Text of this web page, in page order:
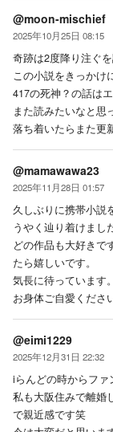
@moon-mischief
2025年10月25日 08:15
奇跡は2度降り注ぐ
この小説をきっかけ
417の死神？の話は
また読みたいなと思
落ち着いたらまた更
@mamawawa23
2025年11月28日 01:57
久しぶりに携帯小説
うやく辿り着けまし
どの作品も大好きで
たら嬉しいです。
気長に待っています。
お身体ご自愛ください
@eimi1229
2025年12月31日 22:32
iらんどの時からファ
私も大阪住みで離婚
で親近感です笑